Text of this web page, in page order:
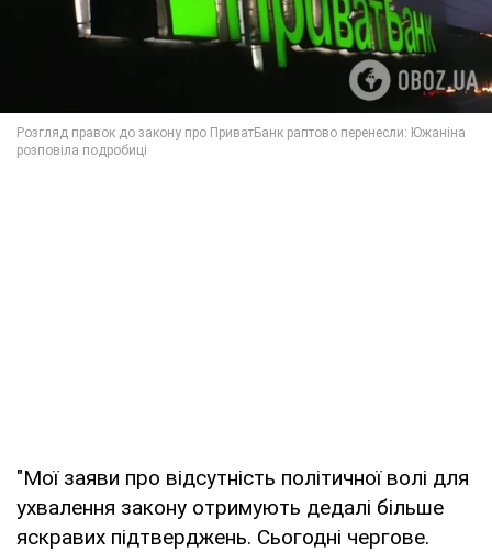
"Мої заяви про відсутність політичної волі для
ухвалення закону отримують дедалі більше
яскравих підтверджень. Сьогодні чергове.